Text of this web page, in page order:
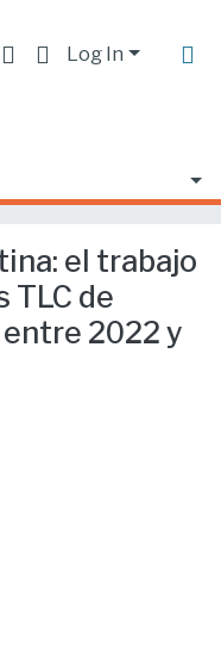
Log In
el trabajo
TLC de
2022 y